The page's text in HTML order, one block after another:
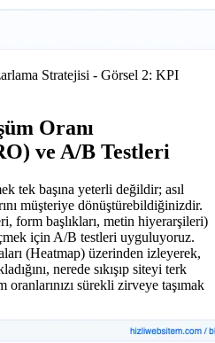
Stratejisi - Görsel 2: KPI
Oranı
ve A/B Testleri
tek başına yeterli değildir; asıl
müşteriye dönüştürebildiğinizdir.
form başlıkları, metin hiyerarşileri)
için A/B testleri uyguluyoruz.
(Heatmap) üzerinden izleyerek,
nerede sıkışıp siteyi terk
sürekli zirveye taşımak